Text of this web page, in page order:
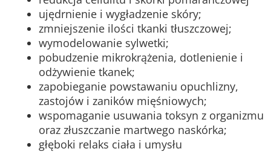
ujędrnienie i wygładzenie skóry;
zmniejszenie ilości tkanki tłuszczowej;
wymodelowanie sylwetki;
pobudzenie mikrokrążenia, dotlenienie i
odżywienie tkanek;
zapobieganie powstawaniu opuchlizny,
zastojów i zaników mięśniowych;
wspomaganie usuwania toksyn z organizmu
oraz złuszczanie martwego naskórka;
głęboki relaks ciała i umysłu